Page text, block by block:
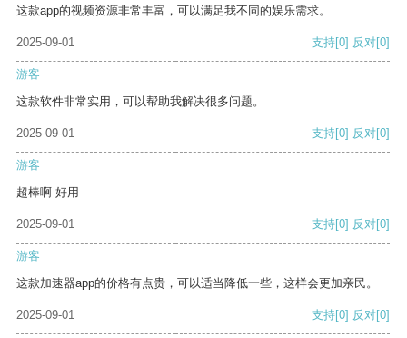
这款app的视频资源非常丰富，可以满足我不同的娱乐需求。
2025-09-01 支持[0] 反对[0]
游客
这款软件非常实用，可以帮助我解决很多问题。
2025-09-01 支持[0] 反对[0]
游客
超棒啊 好用
2025-09-01 支持[0] 反对[0]
游客
这款加速器app的价格有点贵，可以适当降低一些，这样会更加亲民。
2025-09-01 支持[0] 反对[0]